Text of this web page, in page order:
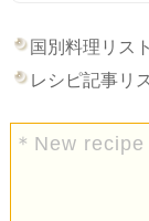
国別料理リス
レシピ記事リ
＊New recipe